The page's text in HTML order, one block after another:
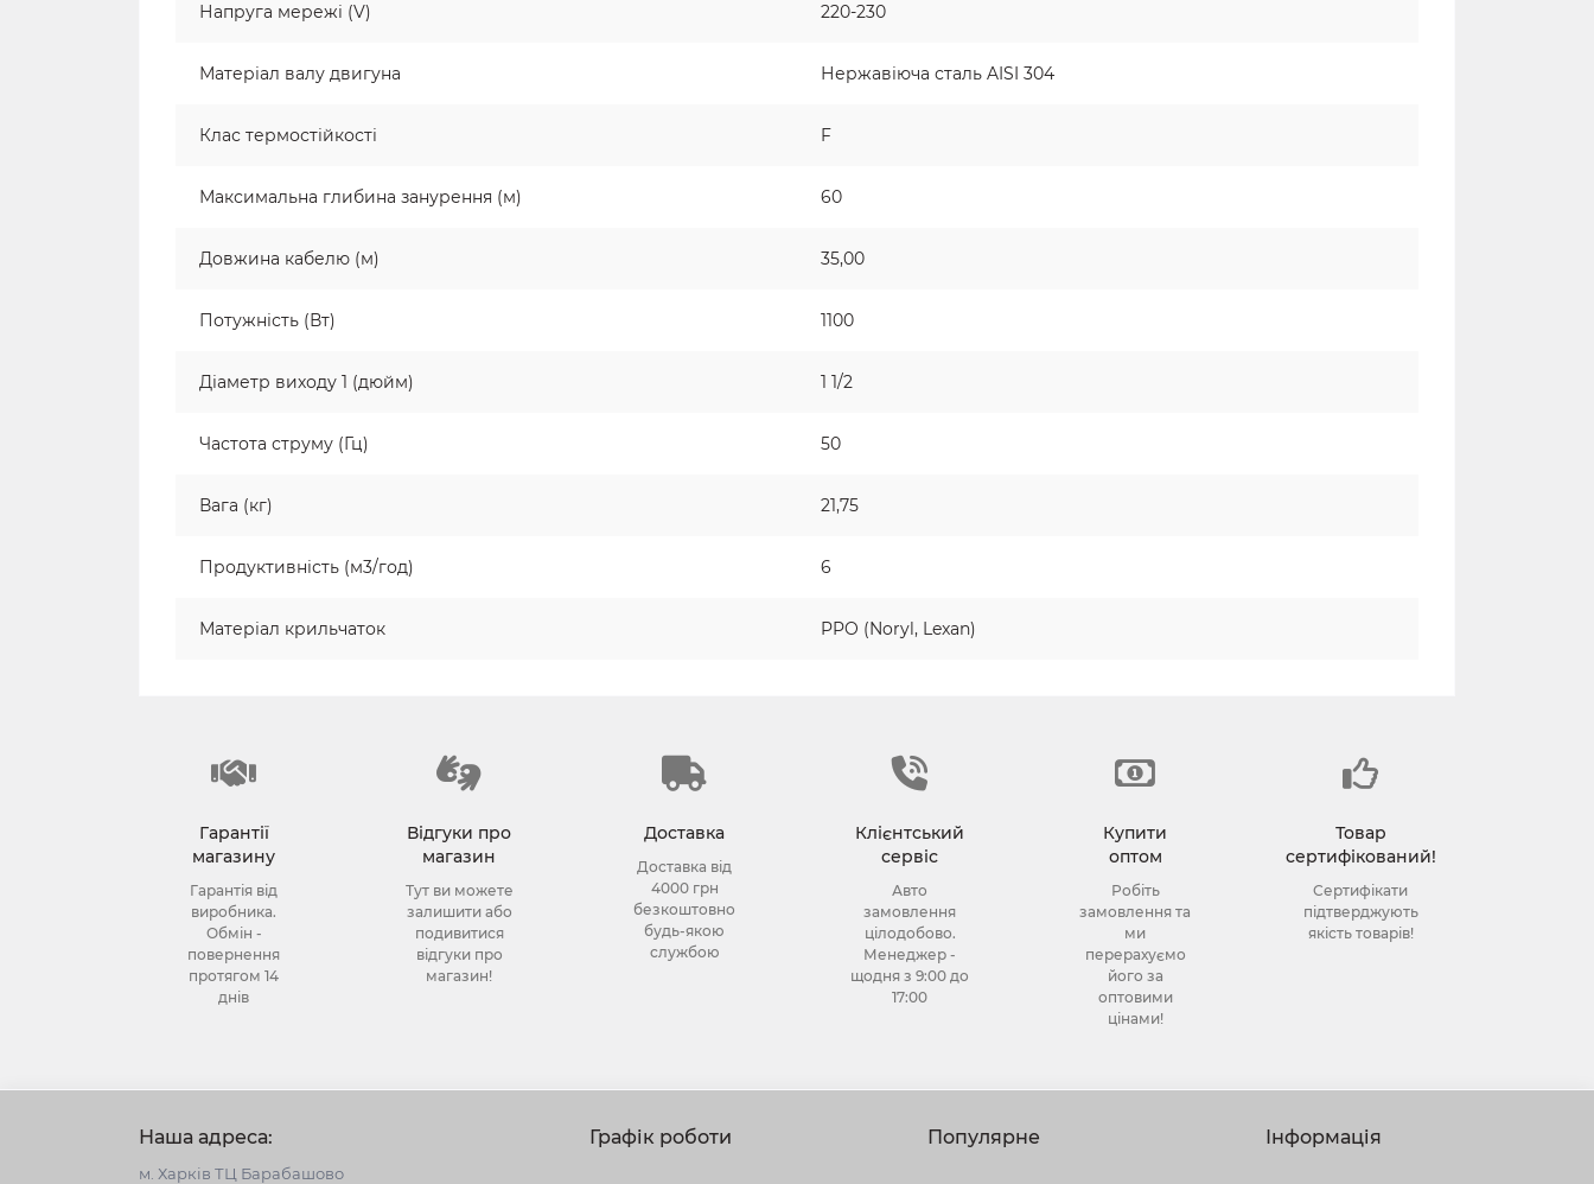
Напруга мережі (V) 220-230
Матеріал валу двигуна Нержавіюча сталь AISI 304
Клас термостійкості F
Максимальна глибина занурення (м) 60
Довжина кабелю (м) 35,00
Потужність (Вт) 1100
Діаметр виходу 1 (дюйм) 1 1/2
Частота струму (Гц) 50
Вага (кг) 21,75
Продуктивність (м3/год) 6
Матеріал крильчаток PPO (Noryl, Lexan)
Гарантії
магазину
Гарантія від
виробника.
Обмін -
повернення
протягом 14
днів
Відгуки про
магазин
Тут ви можете
залишити або
подивитися
відгуки про
магазин!
Доставка
Доставка від
4000 грн
безкоштовно
будь-якою
службою
Клієнтський
сервіс
Авто
замовлення
цілодобово.
Менеджер -
щодня з 9:00 до
17:00
Купити
оптом
Робіть
замовлення та
ми
перерахуємо
його за
оптовими
цінами!
Товар
сертифікований!
Сертифікати
підтверджують
якість товарів!
Наша адреса:
м. Харків ТЦ Барабашово
Графік роботи Популярне Інформація